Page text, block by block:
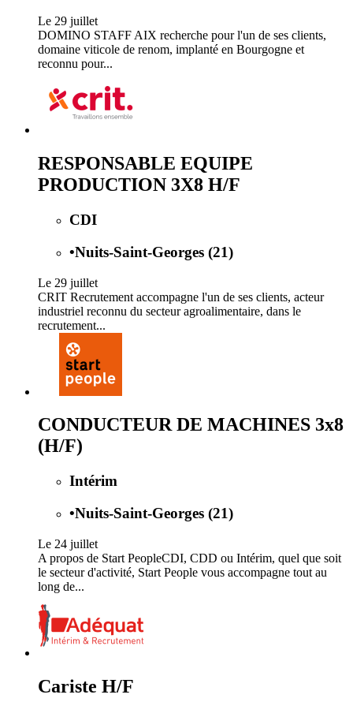
Le 29 juillet
DOMINO STAFF AIX recherche pour l'un de ses clients,
domaine viticole de renom, implanté en Bourgogne et
reconnu pour...
RESPONSABLE EQUIPE
PRODUCTION 3X8 H/F
CDI
•Nuits-Saint-Georges (21)
Le 29 juillet
CRIT Recrutement accompagne l'un de ses clients, acteur
industriel reconnu du secteur agroalimentaire, dans le
recrutement...
CONDUCTEUR DE MACHINES 3x8
(H/F)
Intérim
•Nuits-Saint-Georges (21)
Le 24 juillet
A propos de Start PeopleCDI, CDD ou Intérim, quel que soit
le secteur d'activité, Start People vous accompagne tout au
long de...
Cariste H/F